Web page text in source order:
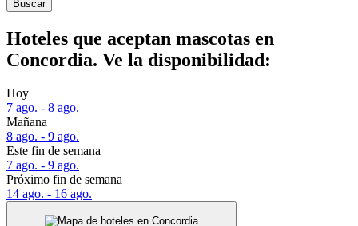
Buscar
Hoteles que aceptan mascotas en
Concordia. Ve la disponibilidad:
Hoy
7 ago. - 8 ago.
Mañana
8 ago. - 9 ago.
Este fin de semana
7 ago. - 9 ago.
Próximo fin de semana
14 ago. - 16 ago.